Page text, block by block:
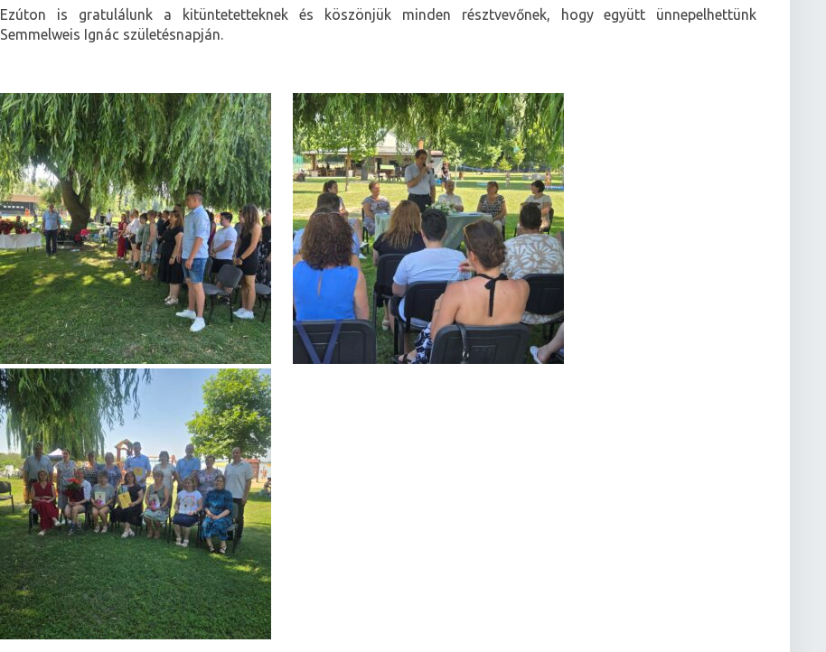
Ezúton is gratulálunk a kitüntetetteknek és köszönjük minden résztvevőnek, hogy együtt ünnepelhettünk
Semmelweis Ignác születésnapján.